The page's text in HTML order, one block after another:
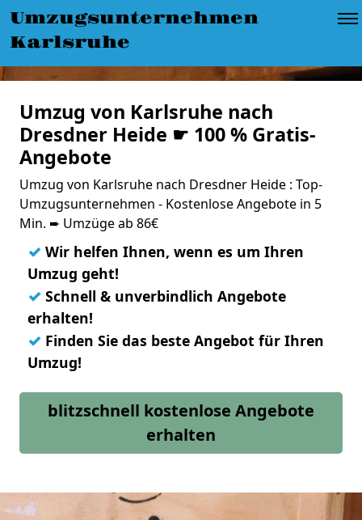
Umzugsunternehmen
Karlsruhe
Umzug von Karlsruhe nach
Dresdner Heide ☛ 100 % Gratis-
Angebote
Umzug von Karlsruhe nach Dresdner Heide : Top-
Umzugsunternehmen - Kostenlose Angebote in 5
Min. ➨ Umzüge ab 86€
✓ Wir helfen Ihnen, wenn es um Ihren
Umzug geht!
✓ Schnell & unverbindlich Angebote
erhalten!
✓ Finden Sie das beste Angebot für Ihren
Umzug!
blitzschnell kostenlose Angebote
erhalten